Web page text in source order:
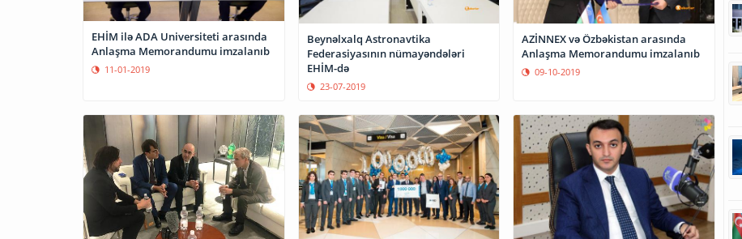
EHİM ilə ADA Universiteti arasında
Anlaşma Memorandumu imzalanıb
11-01-2019
Beynəlxalq Astronavtika
Federasiyasının nümayəndələri
EHİM-də
23-07-2019
AZİNNEX və Özbəkistan arasında
Anlaşma Memorandumu imzalanıb
09-10-2019